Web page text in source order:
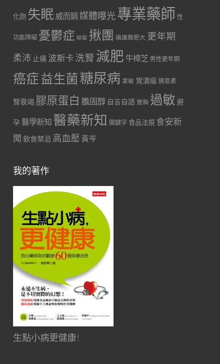
化劑 失眠 威而鋼 媒體曝光專業藥師 性
功能障礙 憂鬱症 掉髮 揪團 攝護腺肥大 更年期
柔沛 止痛 波斯卡 洗腎 減肥 牛樟芝 男性更年期
癌症益生菌 糖尿病 罩敏 胃潰瘍 胰島素
腎衰竭 膠原蛋白 膽固醇 自言自語 豐胸 過敏 避
孕 醫學新知 醫藥新知 關鍵字 食品法規 食安新
聞 飲食禁忌 高血壓 黃芩
我的著作
生點小病更健康!